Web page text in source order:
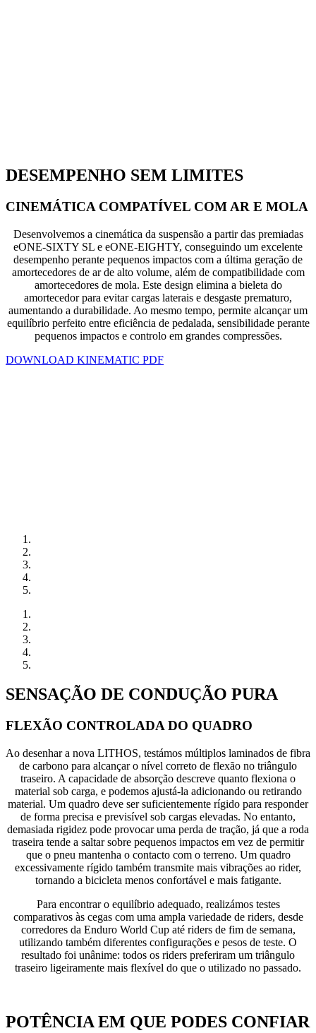
DESEMPENHO SEM LIMITES
CINEMÁTICA COMPATÍVEL COM AR E MOLA
Desenvolvemos a cinemática da suspensão a partir das premiadas
eONE-SIXTY SL e eONE-EIGHTY, conseguindo um excelente
desempenho perante pequenos impactos com a última geração de
amortecedores de ar de alto volume, além de compatibilidade com
amortecedores de mola. Este design elimina a bieleta do
amortecedor para evitar cargas laterais e desgaste prematuro,
aumentando a durabilidade. Ao mesmo tempo, permite alcançar um
equilíbrio perfeito entre eficiência de pedalada, sensibilidade perante
pequenos impactos e controlo em grandes compressões.
DOWNLOAD KINEMATIC PDF
SENSAÇÃO DE CONDUÇÃO PURA
FLEXÃO CONTROLADA DO QUADRO
Ao desenhar a nova LITHOS, testámos múltiplos laminados de fibra
de carbono para alcançar o nível correto de flexão no triângulo
traseiro. A capacidade de absorção descreve quanto flexiona o
material sob carga, e podemos ajustá-la adicionando ou retirando
material. Um quadro deve ser suficientemente rígido para responder
de forma precisa e previsível sob cargas elevadas. No entanto,
demasiada rigidez pode provocar uma perda de tração, já que a roda
traseira tende a saltar sobre pequenos impactos em vez de permitir
que o pneu mantenha o contacto com o terreno. Um quadro
excessivamente rígido também transmite mais vibrações ao rider,
tornando a bicicleta menos confortável e mais fatigante.
Para encontrar o equilíbrio adequado, realizámos testes
comparativos às cegas com uma ampla variedade de riders, desde
corredores da Enduro World Cup até riders de fim de semana,
utilizando também diferentes configurações e pesos de teste. O
resultado foi unânime: todos os riders preferiram um triângulo
traseiro ligeiramente mais flexível do que o utilizado no passado.
POTÊNCIA EM QUE PODES CONFIAR